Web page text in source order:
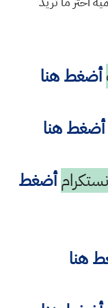
أضغط هنا
أضغط هنا
أضغط
هنا